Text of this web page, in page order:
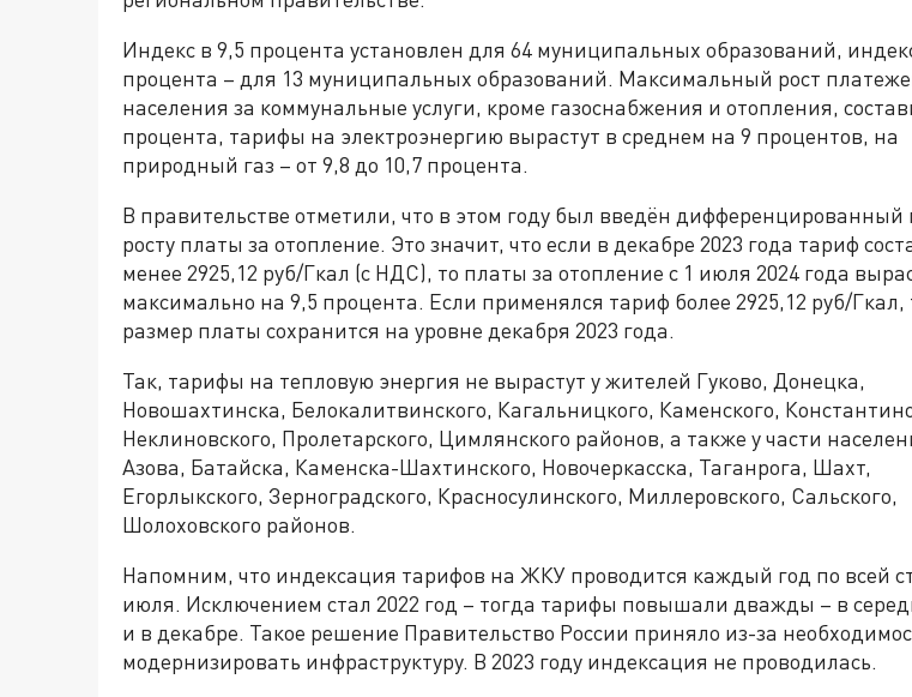
Индекс в 9,5 процента установлен для 64 муниципальных образований,
процента – для 13 муниципальных образований. Максимальный рост
населения за коммунальные услуги, кроме газоснабжения и отопления,
процента, тарифы на электроэнергию вырастут в среднем на 9 процентов, на
природный газ – от 9,8 до 10,7 процента.
В правительстве отметили, что в этом году был введён дифференцированный
росту платы за отопление. Это значит, что если в декабре 2023 года тариф
менее 2925,12 руб/Гкал (с НДС), то платы за отопление с 1 июля 2024 года
максимально на 9,5 процента. Если применялся тариф более 2925,12 руб/Гкал,
размер платы сохранится на уровне декабря 2023 года.
Так, тарифы на тепловую энергия не вырастут у жителей Гуково, Донецка,
Новошахтинска, Белокалитвинского, Кагальницкого, Каменского,
Неклиновского, Пролетарского, Цимлянского районов, а также у части
Азова, Батайска, Каменска-Шахтинского, Новочеркасска, Таганрога, Шахт,
Егорлыкского, Зерноградского, Красносулинского, Миллеровского, Сальского,
Шолоховского районов.
Напомним, что индексация тарифов на ЖКУ проводится каждый год по всей
июля. Исключением стал 2022 год – тогда тарифы повышали дважды – в
и в декабре. Такое решение Правительство России приняло из-за
модернизировать инфраструктуру. В 2023 году индексация не проводилась.